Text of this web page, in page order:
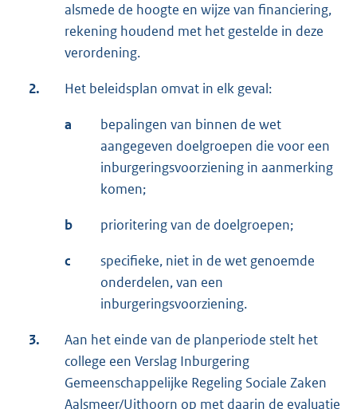
alsmede de hoogte en wijze van financiering,
rekening houdend met het gestelde in deze
verordening.
2. Het beleidsplan omvat in elk geval:
a
bepalingen van binnen de wet
aangegeven doelgroepen die voor een
inburgeringsvoorziening in aanmerking
komen;
b prioritering van de doelgroepen;
c
specifieke, niet in de wet genoemde
onderdelen, van een
inburgeringsvoorziening.
3.
Aan het einde van de planperiode stelt het
college een Verslag Inburgering
Gemeenschappelijke Regeling Sociale Zaken
Aalsmeer/Uithoorn op met daarin de evaluatie